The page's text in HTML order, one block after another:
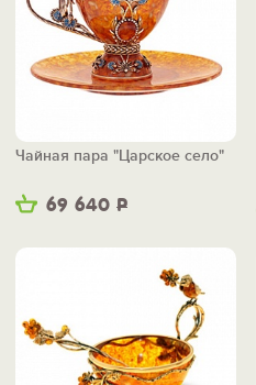
69 640 Р
Чайная пара "Царское село"